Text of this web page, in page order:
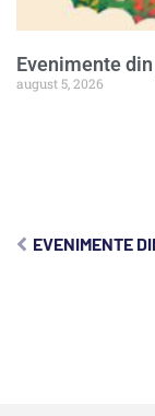
Evenimente
august 5, 2026